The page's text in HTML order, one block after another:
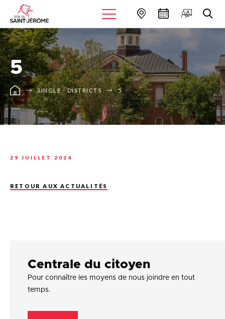
5
SINGLE - DISTRICTS 5
29 JUILLET 2024
RETOUR AUX ACTUALITÉS
Centrale du citoyen
Pour connaître les moyens de nous joindre en tout
temps.